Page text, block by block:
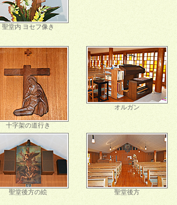
聖堂内 ヨセフ像き
十字架の道行き
オルガン
聖堂後方の絵 聖堂後方